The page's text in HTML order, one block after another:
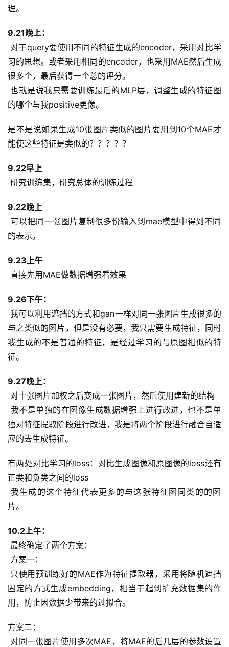
理。
9.21晚上：
习的思想。或者采用相同的encoder，也采用MAE然后生成
很多个，最后获得一个总的评分。
也就是说我只需要训练最后的MLP层，调整生成的特征图
的哪个与我positive更像。
是不是说如果生成10张图片类似的图片要用到10个MAE才
能使这些特征是类似的？？？？？
9.22早上
研究训练集，研究总体的训练过程
9.22晚上
的表示。
9.23上午
直接先用MAE做数据增强看效果
9.26下午：
我可以利用遮挡的方式和gan一样对同一张图片生成很多的
与之类似的图片，但是没有必要，我只需要生成特征，同时
我生成的不是普通的特征，是经过学习的与原图相似的特
征。
9.27晚上：
对十张图片加权之后变成一张图片，然后使用建新的结构
独对特征提取阶段进行改进，我是将两个阶段进行融合自适
应的去生成特征。
有两处对比学习的loss：对比生成图像和原图像的loss还有
正类和负类之间的loss
我生成的这个特征代表更多的与这张特征图同类的的图
片。
10.2上午：
最终确定了两个方案：
方案一：
固定的方式生成embedding，相当于起到扩充数据集的作
用，防止因数据少带来的过拟合。
方案二：